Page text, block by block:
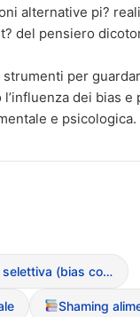
alternative pi?
del pensiero
per
dei bias e
e psicologica.
Astrazione selettiva (bias cognitivo)
Shaming